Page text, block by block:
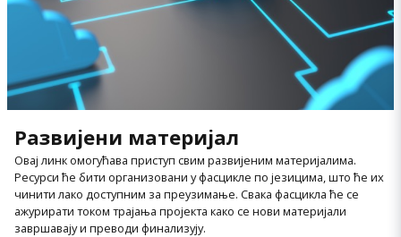
Развијени материјал
Овај линк омогућава приступ свим развијеним материјалима.
Ресурси ће бити организовани у фасцикле по језицима, што ће их
чинити лако доступним за преузимање. Свака фасцикла ће се
ажурирати током трајања пројекта како се нови материјали
завршавају и преводи финализују.